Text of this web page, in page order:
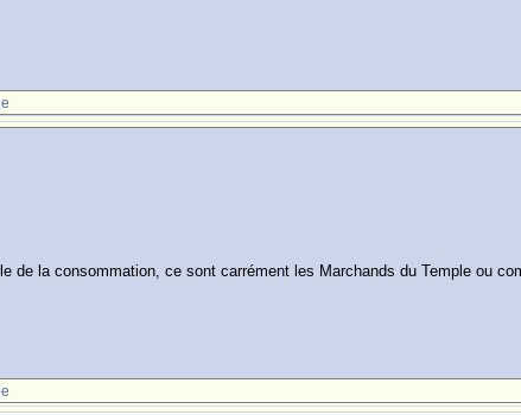
de la consommation, ce sont carrément les Marchands du Temple ou